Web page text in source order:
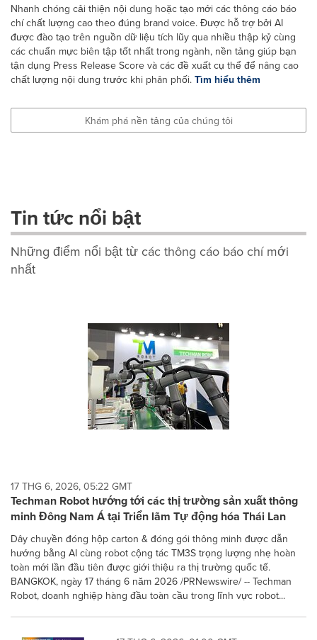
Nhanh chóng cải thiện nội dung hoặc tạo mới các thông cáo báo
chí chất lượng cao theo đúng brand voice. Được hỗ trợ bởi AI
được đào tạo trên nguồn dữ liệu tích lũy qua nhiều thập kỷ cùng
các chuẩn mực biên tập tốt nhất trong ngành, nền tảng giúp bạn
tận dụng Press Release Score và các đề xuất cụ thể để nâng cao
chất lượng nội dung trước khi phân phối. Tìm hiểu thêm
Khám phá nền tảng của chúng tôi
Tin tức nổi bật
Những điểm nổi bật từ các thông cáo báo chí mới
nhất
17 THG 6, 2026, 05:22 GMT
Techman Robot hướng tới các thị trường sản xuất thông
minh Đông Nam Á tại Triển lãm Tự động hóa Thái Lan
Dây chuyền đóng hộp carton & đóng gói thông minh được dẫn
hướng bằng AI cùng robot cộng tác TM3S trọng lượng nhẹ hoàn
toàn mới lần đầu tiên được giới thiệu ra thị trường quốc tế.
BANGKOK, ngày 17 tháng 6 năm 2026 /PRNewswire/ -- Techman
Robot, doanh nghiệp hàng đầu toàn cầu trong lĩnh vực robot...